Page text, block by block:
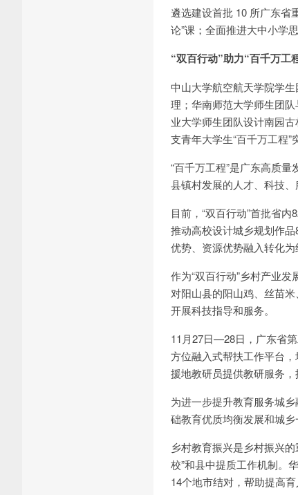
遴选建设首批 10 所广东省
论”课；全面推进大中小学
“双百行动”助力“百千万工
中山大学航空航天学院学
理；华南师范大学师生团
业大学师生团队设计南园
支青年大学生“百千万工程”
“百千万工程”是广东高质
县镇村发展的人才、科技、
目前，“双百行动”首批省
推动高校设计城乡规划作
优势、资源优势融入转化为
作为“双百行动”乡村产业
对阳山县的阳山鸡、丝苗
开展科技指导和服务。
11月27日—28日，广东省
方位融入式帮扶工作平台
援地教研员提供教研服务，
为进一步提升教育服务城
础教育优质均衡发展和城
乡村教育振兴是乡村振兴
校”和县中提质工作机制。
14个地市结对，帮助提高